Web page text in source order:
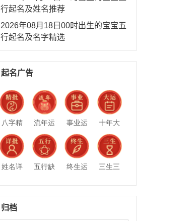
行起名及姓名推荐
2026年08月18日00时出生的宝宝五
行起名及名字精选
起名广告
八字精
批
流年运
势
事业运
势
十年大
运
姓名详
五行缺
终生运
三生三
归档